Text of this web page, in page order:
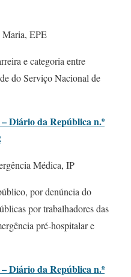
Maria, EPE
e categoria entre
do Serviço Nacional de
Diário da República n.º
Médica, IP
por denúncia do
por trabalhadores das
pré-hospitalar e
Diário da República n.º